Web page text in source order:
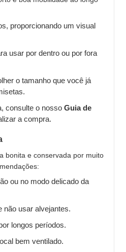
proporcionando um visual
usar por dentro ou por fora
o tamanho que você já
consulte o nosso Guia de
a compra.
bonita e conservada por muito
ou no modo delicado da
não usar alvejantes.
longos períodos.
bem ventilado.